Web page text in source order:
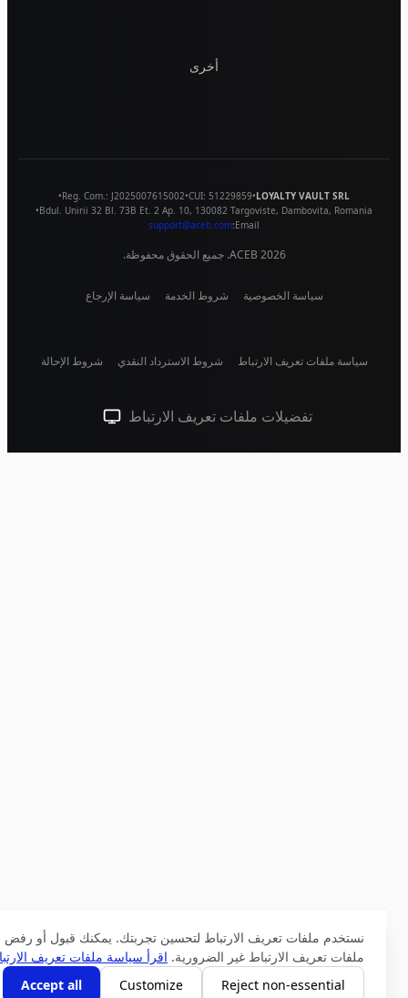
أخرى
LOYALTY VAULT SRL
•
CUI:51229859
•
Reg. Com.:J2025007615002
Bdul. Unirii 32 Bl. 73B Et. 2 Ap. 10,130082 Targoviste,Dambovita,Romania
•
Email:
support@aceb.com
2026ACEB. جميع الحقوق محفوظة.
سياسة الخصوصية شروط الخدمة سياسة الإرجاع
سياسة ملفات تعريف الارتباط شروط الاسترداد النقدي شروط الإحالة
تفضيلات ملفات تعريف الارتباط سمة النظام (انقر للفاتحة)
نستخدم ملفات تعريف الارتباط لتحسين تجربتك. يمكنك قبول أو رفض
ملفات تعريف الارتباط غير الضرورية. اقرأ سياسة ملفات تعريف الارتباط
Reject non-essential
Customize
Accept all